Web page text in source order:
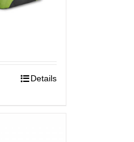
Details